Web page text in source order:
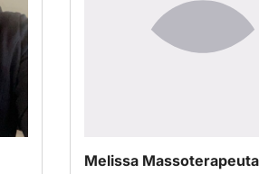
Melissa Massoterapeuta